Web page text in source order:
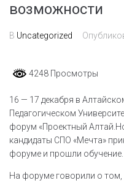
возможности
В Uncategorized
4248 Просмотры
16 — 17 декабря в
Педагогическом
форум «Проектный
кандидаты СПО «Мечта»
форуме и прошли обучение.
На форуме говорили о